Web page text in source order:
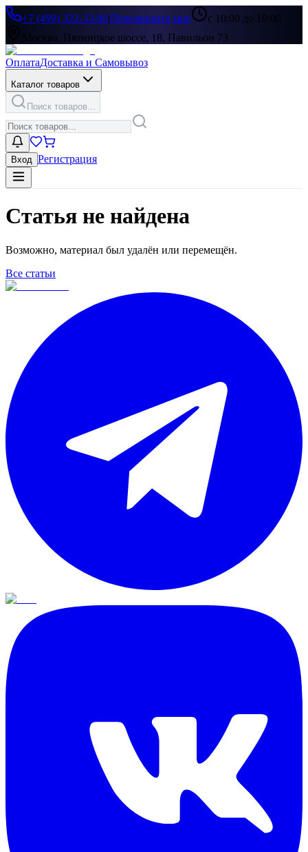
+7 (499) 322-33-86|Перезвоните мне
с 10:00 до 19:00
Москва, Пятницкое шоссе, 18, Павильон 73
ОплатаДоставка и Самовывоз
Каталог товаров
Поиск товаров...
Вход Регистрация
Статья не найдена
Возможно, материал был удалён или перемещён.
Все статьи